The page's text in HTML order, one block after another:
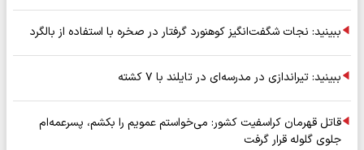
ببینید: نجات شگفت‌انگیز کوهنورد گرفتار در صخره با استفاده از بالگرد
ببینید: تیراندازی در مدرسه‌ای در تایلند با ۷ کشته
قاتل قهرمان کراسفیت کشور: می‌خواستم عمویم را بکشم، پسرعمه‌ام
جلوی گلوله قرار گرفت